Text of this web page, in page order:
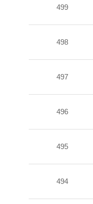
499
498
497
496
495
494